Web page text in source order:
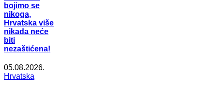
bojimo se
nikoga,
Hrvatska više
nikada neće
biti
nezaštićena!
05.08.2026.
Hrvatska